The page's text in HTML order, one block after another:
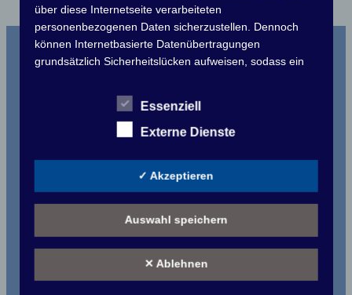
Motorwassersportclub MC Grünau e.V.
Touristikpokal
Clubmeisterschaft
Deutscher Motoryachtverband e.V.
Motoryachtverband Berlin e.V.
Rechtliches
Impressum
über diese Internetseite verarbeiteten
personenbezogenen Daten sicherzustellen. Dennoch
können Internetbasierte Datenübertragungen
grundsätzlich Sicherheitslücken aufweisen, sodass ein
diesem Grund steht es jeder betroffenen Person frei,
personenbezogene Daten auch auf alternativen Wegen,
beispielsweise telefonisch, an uns zu übermitteln.
Begriffsbestimmungen
Begrifflichkeiten, die durch den Europäischen Richtlinien-
und Verordnungsgeber beim Erlass der Datenschutz-
Grundverordnung (DS-GVO) verwendet wurden. Unsere
Datenschutzerklärung soll sowohl für die Öffentlichkeit
Essenziell
Externe Dienste
✓ Akzeptieren
Auswahl speichern
✕ Ablehnen